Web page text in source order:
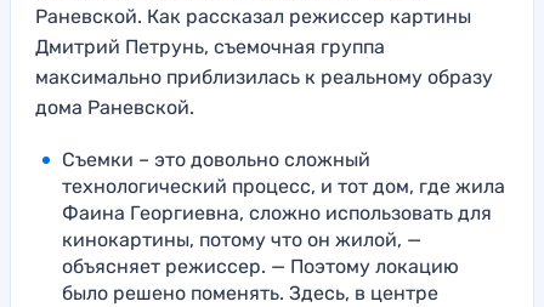
Раневской. Как рассказал режиссер картины
Дмитрий Петрунь, съемочная группа
максимально приблизилась к реальному образу
дома Раневской.
Съемки – это довольно сложный
технологический процесс, и тот дом, где жила
Фаина Георгиевна, сложно использовать для
кинокартины, потому что он жилой, —
объясняет режиссер. — Поэтому локацию
было решено поменять. Здесь, в центре